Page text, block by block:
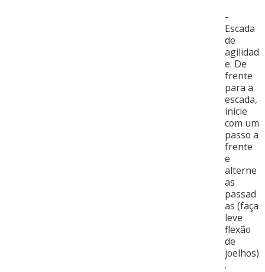
-
Escada
de
agilidad
e: De
frente
para a
escada,
inicie
com um
passo a
frente
e
alterne
as
passad
as (faça
leve
flexão
de
joelhos)
.